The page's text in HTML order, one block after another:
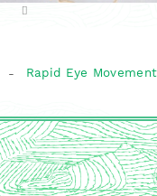
- Rapid Eye Movement